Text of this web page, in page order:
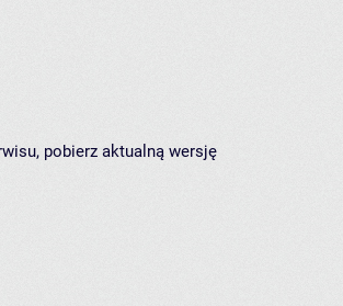
pobierz aktualną wersję